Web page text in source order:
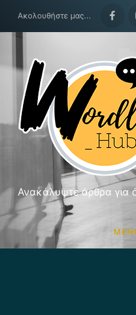
Ακολουθήστε μας...
Ανακάλυψτε άρθρα για